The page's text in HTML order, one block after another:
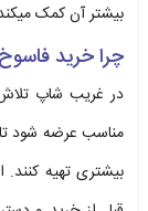
بیشتر آن کمک
چرا خرید
در غریب شاپ
مناسب عرضه شود تا
بیشتری تهیه